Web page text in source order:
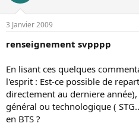
3 Janvier 2009
renseignement svpppp
En lisant ces quelques
l'esprit : Est-ce possible de
directement au derniere
général ou technologique (
en BTS ?